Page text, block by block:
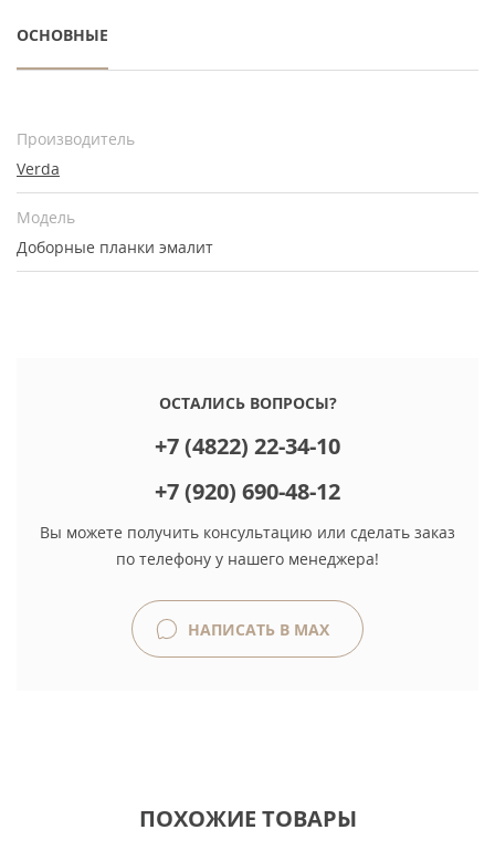
ОСНОВНЫЕ
Производитель
Verda
Модель
Доборные планки эмалит
ОСТАЛИСЬ ВОПРОСЫ?
+7 (4822) 22-34-10
+7 (920) 690-48-12
Вы можете получить консультацию или сделать заказ
по телефону у нашего менеджера!
НАПИСАТЬ В MAX
ПОХОЖИЕ ТОВАРЫ